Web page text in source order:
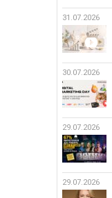
31.07.2026
30.07.2026
29.07.2026
29.07.2026